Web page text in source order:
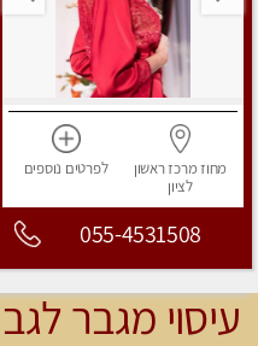
מחוז מרכזראשון
לציון
לפרטים נוספים
055-4531508
עיסוי מגבר